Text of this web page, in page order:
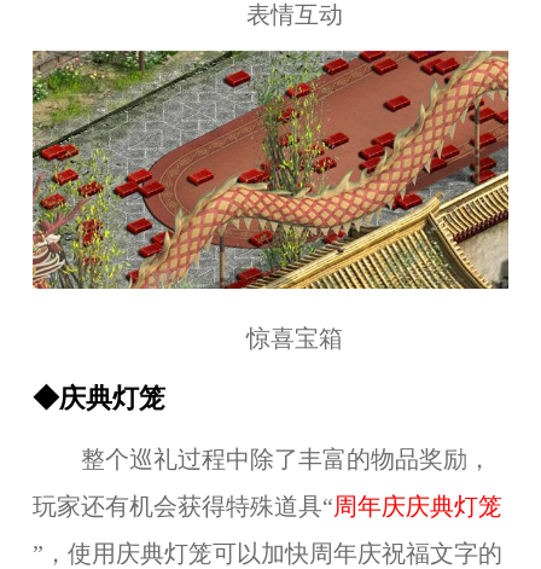
表情互动
惊喜宝箱
◆庆典灯笼
整个巡礼过程中除了丰富的物品奖励，
玩家还有机会获得特殊道具“周年庆庆典灯笼
”，使用庆典灯笼可以加快周年庆祝福文字的